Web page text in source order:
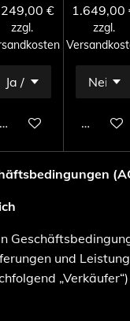
€
zzgl.
In den Warenkorb
1.649,00
zzgl.
In den
und